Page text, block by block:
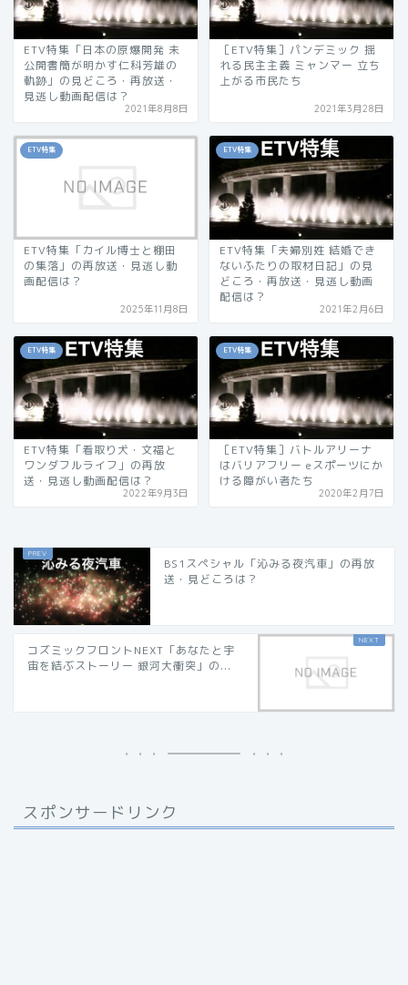
ETV特集「日本の原爆開発 未
公開書簡が明かす仁科芳雄の
軌跡」の見どころ・再放送・
見逃し動画配信は？
2021年8月8日
［ETV特集］パンデミック 揺
れる民主主義 ミャンマー 立ち
上がる市民たち
2021年3月28日
ETV特集
ETV特集「カイル博士と棚田
の集落」の再放送・見逃し動
画配信は？
2025年11月8日
ETV特集
ETV特集「夫婦別姓 結婚でき
ないふたりの取材日記」の見
どころ・再放送・見逃し動画
配信は？
2021年2月6日
ETV特集
ETV特集「看取り犬・文福と
ワンダフルライフ」の再放
送・見逃し動画配信は？
2022年9月3日
ETV特集
［ETV特集］バトルアリーナ
はバリアフリー eスポーツにか
ける障がい者たち
2020年2月7日
BS1スペシャル「沁みる夜汽車」の再放
送・見どころは？
コズミックフロントNEXT「あなたと宇
宙を結ぶストーリー 銀河大衝突」の...
スポンサードリンク